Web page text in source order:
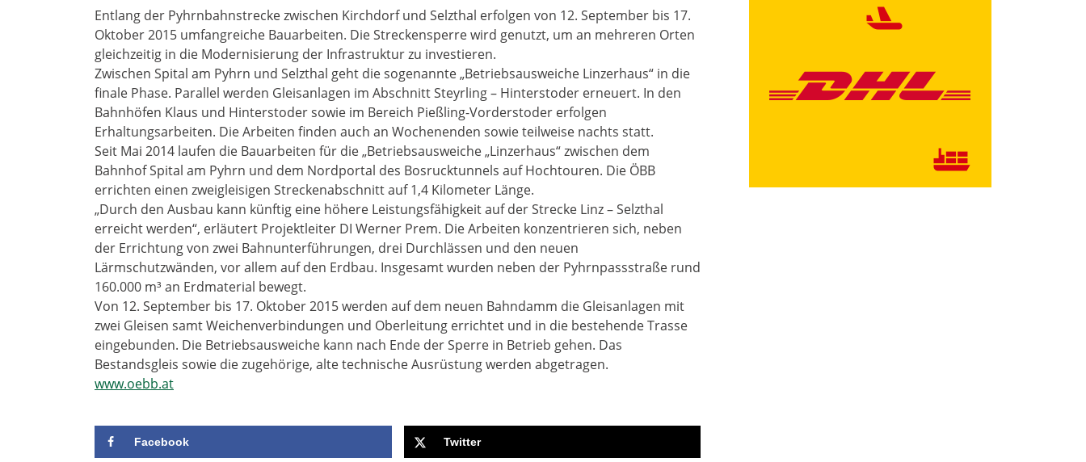
Entlang der Pyhrnbahnstrecke zwischen Kirchdorf und Selzthal erfolgen von 12. September bis 17.
Oktober 2015 umfangreiche Bauarbeiten. Die Streckensperre wird genutzt, um an mehreren Orten
gleichzeitig in die Modernisierung der Infrastruktur zu investieren.
Zwischen Spital am Pyhrn und Selzthal geht die sogenannte „Betriebsausweiche Linzerhaus“ in die
finale Phase. Parallel werden Gleisanlagen im Abschnitt Steyrling – Hinterstoder erneuert. In den
Bahnhöfen Klaus und Hinterstoder sowie im Bereich Pießling-Vorderstoder erfolgen
Erhaltungsarbeiten. Die Arbeiten finden auch an Wochenenden sowie teilweise nachts statt.
Seit Mai 2014 laufen die Bauarbeiten für die „Betriebsausweiche „Linzerhaus“ zwischen dem
Bahnhof Spital am Pyhrn und dem Nordportal des Bosrucktunnels auf Hochtouren. Die ÖBB
errichten einen zweigleisigen Streckenabschnitt auf 1,4 Kilometer Länge.
„Durch den Ausbau kann künftig eine höhere Leistungsfähigkeit auf der Strecke Linz – Selzthal
erreicht werden“, erläutert Projektleiter DI Werner Prem. Die Arbeiten konzentrieren sich, neben
der Errichtung von zwei Bahnunterführungen, drei Durchlässen und den neuen
Lärmschutzwänden, vor allem auf den Erdbau. Insgesamt wurden neben der Pyhrnpassstraße rund
160.000 m³ an Erdmaterial bewegt.
Von 12. September bis 17. Oktober 2015 werden auf dem neuen Bahndamm die Gleisanlagen mit
zwei Gleisen samt Weichenverbindungen und Oberleitung errichtet und in die bestehende Trasse
eingebunden. Die Betriebsausweiche kann nach Ende der Sperre in Betrieb gehen. Das
Bestandsgleis sowie die zugehörige, alte technische Ausrüstung werden abgetragen.
www.oebb.at
Facebook Twitter